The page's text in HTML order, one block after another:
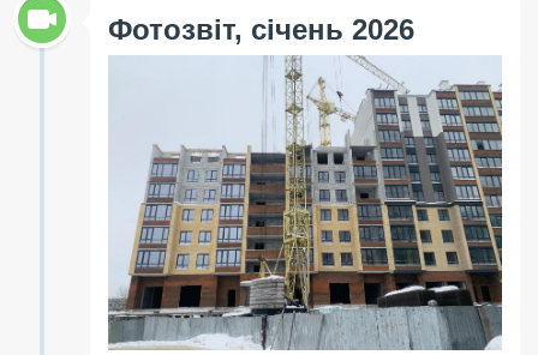
Фотозвіт, січень 2026